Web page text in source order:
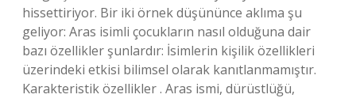
hissettiriyor. Bir iki örnek düşününce aklıma şu
geliyor: Aras isimli çocukların nasıl olduğuna dair
bazı özellikler şunlardır: İsimlerin kişilik özellikleri
üzerindeki etkisi bilimsel olarak kanıtlanmamıştır.
Karakteristik özellikler . Aras ismi, dürüstlüğü,